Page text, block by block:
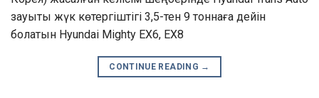
зауыты жүк көтергіштігі 3,5-тен 9 тоннаға дейін
болатын Hyundai Mighty ЕХ6, ЕХ8
CONTINUE READING →